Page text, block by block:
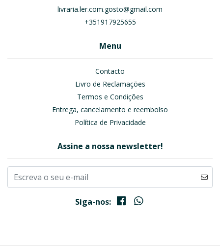
livraria.ler.com.gosto@gmail.com
+351917925655
Menu
Contacto
Livro de Reclamações
Termos e Condições
Entrega, cancelamento e reembolso
Política de Privacidade
Assine a nossa newsletter!
Siga-nos: